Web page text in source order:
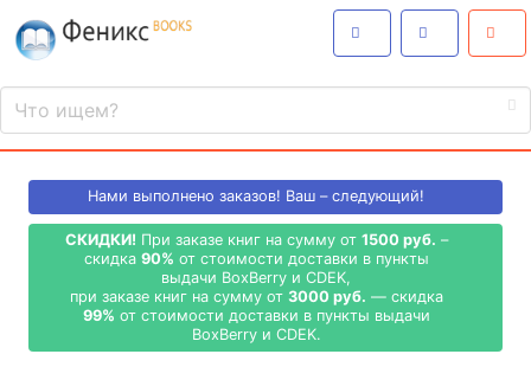
Нами выполнено заказов! Ваш – следующий!
СКИДКИ! При заказе книг на сумму от 1500 руб. –
скидка 90% от стоимости доставки в пункты
выдачи BoxBerry и CDEK,
при заказе книг на сумму от 3000 руб. — скидка
99% от стоимости доставки в пункты выдачи
BoxBerry и CDEK.